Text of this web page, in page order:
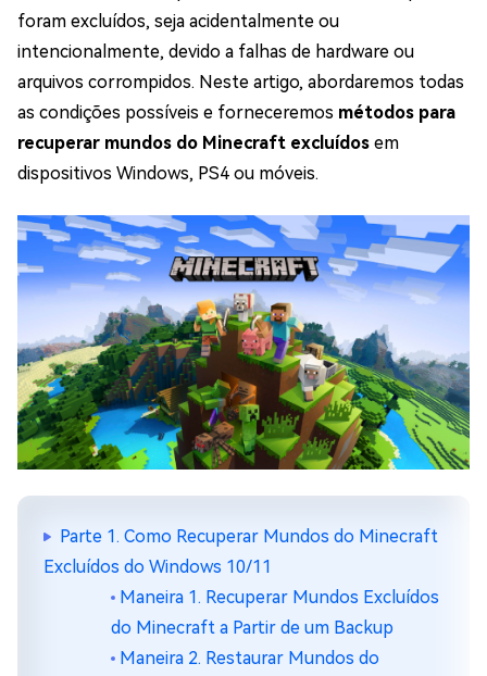
foram excluídos, seja acidentalmente ou
intencionalmente, devido a falhas de hardware ou
arquivos corrompidos. Neste artigo, abordaremos todas
as condições possíveis e forneceremos métodos para
recuperar mundos do Minecraft excluídos em
dispositivos Windows, PS4 ou móveis.
Parte 1. Como Recuperar Mundos do Minecraft
Excluídos do Windows 10/11
Maneira 1. Recuperar Mundos Excluídos
do Minecraft a Partir de um Backup
Maneira 2. Restaurar Mundos do